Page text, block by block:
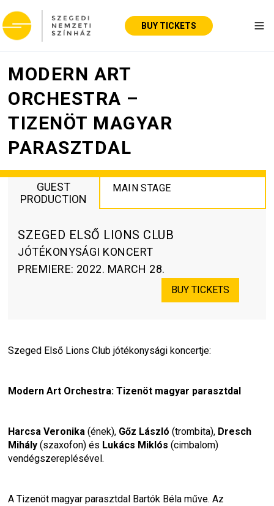
BUY TICKETS
MODERN ART
ORCHESTRA –
TIZENÖT MAGYAR
PARASZTDAL
GUEST
PRODUCTION
MAIN STAGE
SZEGED ELSŐ LIONS CLUB
JÓTÉKONYSÁGI KONCERT
PREMIERE: 2022. MARCH 28.
BUY TICKETS
Szeged Első Lions Club jótékonysági koncertje:
Modern Art Orchestra: Tizenöt magyar parasztdal
Harcsa Veronika (ének), Gőz László (trombita), Dresch
Mihály (szaxofon) és Lukács Miklós (cimbalom)
vendégszereplésével.
A Tizenöt magyar parasztdal Bartók Béla műve. Az